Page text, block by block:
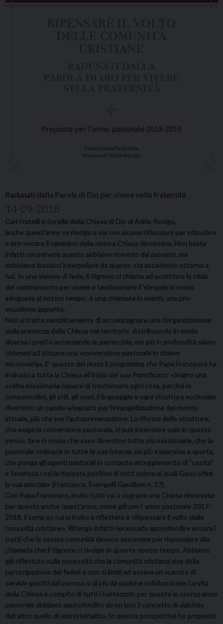
Radunati dalla Parola di Dio per vivere nella fraternità
Cari Fratelli e Sorelle della Chiesa di Dio di Adria-Rovigo,
anche quest’anno mi rivolgo a voi con alcune riflessioni per stimolare
e pro-vocare il cammino della nostra Chiesa diocesana. Non basta
infatti conservare quanto abbiamo ricevuto dal passato, ma
dobbiamo lasciarci interpellare da quanto sta accadendo attorno a
noi. In una visione di fede, il Signore ci chiama ad accettare la sfida
del cambiamento per vivere e testimoniare il Vangelo in modo
adeguato al nostro tempo: è una chiamata in avanti, una pro-
vocazione appunto.
Non si tratta semplicemente di accompagnare una riorganizzazione
della presenza della Chiesa nel territorio, distribuendo in modo
diverso i preti o accorpando le parrocchie, ma più in profondità siamo
chiamati ad attuare una «conversione pastorale in chiave
missionaria». E’ questo del resto il programma che Papa Francesco ha
indicato a tutta la Chiesa all’inizio del suo Pontificato: «Sogno una
scelta missionaria capace di trasformare ogni cosa, perché le
consuetudini, gli stili, gli orari, il linguaggio e ogni struttura ecclesiale
diventino un canale adeguato per l’evangelizzazione del mondo
attuale, più che per l’autopreservazione. La riforma delle strutture,
che esige la conversione pastorale, si può intendere solo in questo
senso: fare in modo che esse diventino tutte più missionarie, che la
pastorale ordinaria in tutte le sue istanze sia più espansiva e aperta,
che ponga gli agenti pastorali in costante atteggiamento di “uscita”
e favorisca così la risposta positiva di tutti coloro ai quali Gesù offre
la sua amicizia» (Francesco, Evangelii Gaudium n. 27).
Con Papa Francesco, invito tutti voi a sognare una Chiesa rinnovata:
per questo anche quest’anno, come già per l’ anno pastorale 2017-
2018, il tema su cui vi invito a riflettere è «Ripensare il volto delle
comunità cristiane». Ritengo infatti necessario approfondire ancora i
tratti che le nostre comunità devono assumere per rispondere alla
chiamata che il Signore ci rivolge in questo nostro tempo. Abbiamo
già riflettuto sulla necessità che la comunità cristiana viva della
partecipazione dei fedeli e non si limiti ad essere un «centro di
servizi» gestiti dal parroco o al più da qualche collaboratore. La vita
della Chiesa è compito di tutti i battezzati: per questo lo scorso anno
pastorale abbiamo approfondito da un lato il concetto di «laicità»,
dall’altro quello di «ministerialità». In questa prospettiva ho proposto